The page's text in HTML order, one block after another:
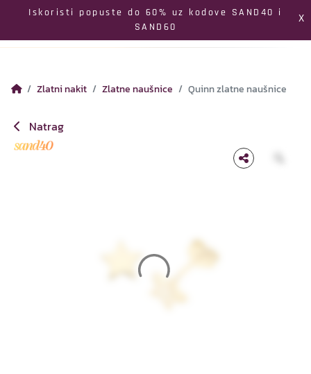
Iskoristi popuste do 60% uz kodove SAND40 i
SAND60
X
Izbornik
Profil Pretraga
Zlatni nakit Zlatne naušnice Quinn zlatne naušnice
Natrag